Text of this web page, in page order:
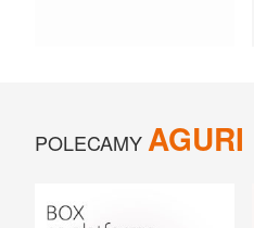
POLECAMYAGURI